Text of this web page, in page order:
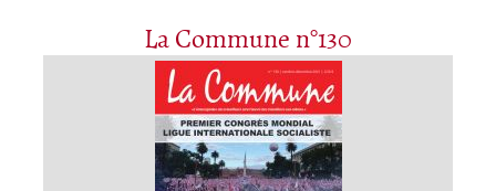
La Commune n°130